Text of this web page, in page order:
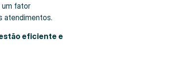
um fator
atendimentos.
eficiente e